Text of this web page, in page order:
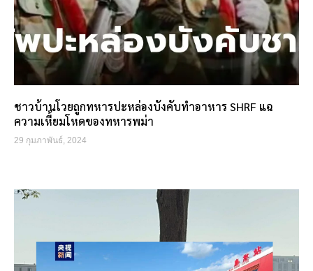
ชาวบ้านโวยถูกทหารปะหล่องบังคับทำอาหาร SHRF แฉ
ความเหี้ยมโหดของทหารพม่า
29 กุมภาพันธ์, 2024